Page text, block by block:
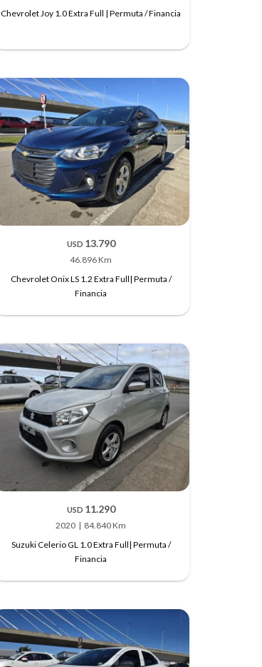
Chevrolet Joy 1.0 Extra Full | Permuta / Financia
USD 13.790
46.896 Km
Chevrolet Onix LS 1.2 Extra Full| Permuta /
Financia
USD 11.290
2020
84.840 Km
Suzuki Celerio GL 1.0 Extra Full| Permuta /
Financia